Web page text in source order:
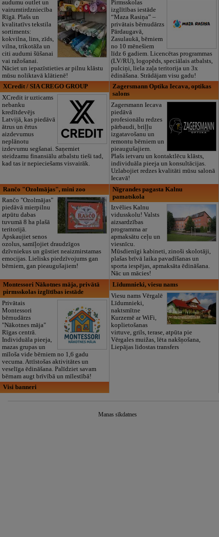
audumu outlet un
vairumtirdzniecība
Rīgā. Plašs un
kvalitatīvs tekstila
sortiments:
kokvilna, lins, zīds,
vilna, trikotāža un
citi audumi šūšanai
vai ražošanai.
Nāciet un iepazīstieties ar pilnu klāstu
mūsu noliktavā klātienē!
Pirmsskolas
izglītības iestāde
“Maza Rasiņa” –
privātais bērnudārzs
Pārdaugavā,
Zasulaukā, bērniem
no 10 mēnešiem
līdz 6 gadiem. Licencētas programmas
(LV/RU), logopēds, speciālais atbalsts,
pulciņi, liela zaļa teritorija un 3x
ēdināšana. Strādājam visu gadu!
XCredit / SIA CREGO GROUP
XCredit ir uzticams
nebanku
kredītdevējs
Latvijā, kas piedāvā
ātrus un ērtus
aizdevumus
neplānotu
izdevumu segšanai. Saņemiet
steidzamu finansiālu atbalstu tieši tad,
kad tas ir nepieciešams visvairāk.
Zagersmann Optika Iecava, optikas
salons
Zagersmann Iecava
piedāvā
profesionālu redzes
pārbaudi, briļļu
izgatavošanu un
remontu bērniem un
pieaugušajiem.
Plašs ietvaru un kontaktlēcu klāsts,
individuāla pieeja un konsultācijas.
Uzlabojiet redzes kvalitāti mūsu salonā
Iecavā!
Rančo "Ozolmājas", mini zoo
Rančo "Ozolmājas"
piedāvā mierpilnu
atpūtu dabas
tuvumā 8 ha plašā
teritorijā.
Apskaujiet senos
ozolus, samīļojiet draudzīgos
dzīvniekus un gūstiet neaizmirstamas
emocijas. Lielisks piedzīvojums gan
bērniem, gan pieaugušajiem!
Nīgrandes pagasta Kalnu
pamatskola
Izvēlies Kalnu
vidusskolu! Valsts
aizsardzības
programma ar
apmaksātu ceļu un
viesnīcu.
Mūsdienīgi kabineti, zinoši skolotāji,
plašas brīvā laika pavadīšanas un
sporta iespējas, apmaksāta ēdināšana.
Nāc un mācies!
Montessori Nākotnes māja, privātā
pirmsskolas izglītības iestāde
Privātais
Montessori
bērnudārzs
"Nākotnes māja"
Rīgas centrā.
Individuāla pieeja,
mazas grupas un
mīloša vide bērniem no 1,6 gadu
vecuma. Attīstošas aktivitātes un
veselīga ēdināšana. Palīdziet savam
bērnam augt brīvībā un mīlestībā!
Līdumnieki, viesu nams
Viesu nams Vērgalē
Līdumnieki,
naktsmītne
Kurzemē ar WiFi,
koplietošanas
virtuve, grils, terase, atpūta pie
Vērgales muižas, lēta nakšņošana,
Liepājas lidostas transfers
Visi banneri
Manas sīkdatnes